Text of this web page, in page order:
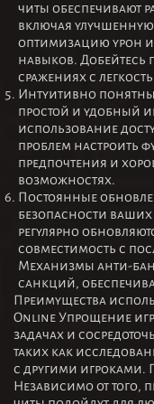
читы обеспечивают
включая
оптимизацию урон и
навыков. Добейтесь
сражениях с
Интуитивно
простой и удобный
использование
проблем настроить
предпочтения и
возможностях.
Постоянные
безопасности
регулярно
совместимость с
Механизмы анти-
санкций,
Преимущества
Online Упрощение
задачах и
таких как
с другими игроками.
Независимо от того,